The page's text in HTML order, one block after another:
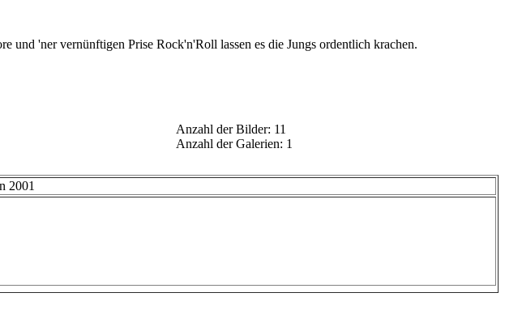
'ner vernünftigen Prise Rock'n'Roll lassen es die Jungs ordentlich krachen.
Anzahl der Bilder: 11
Anzahl der Galerien: 1
2001